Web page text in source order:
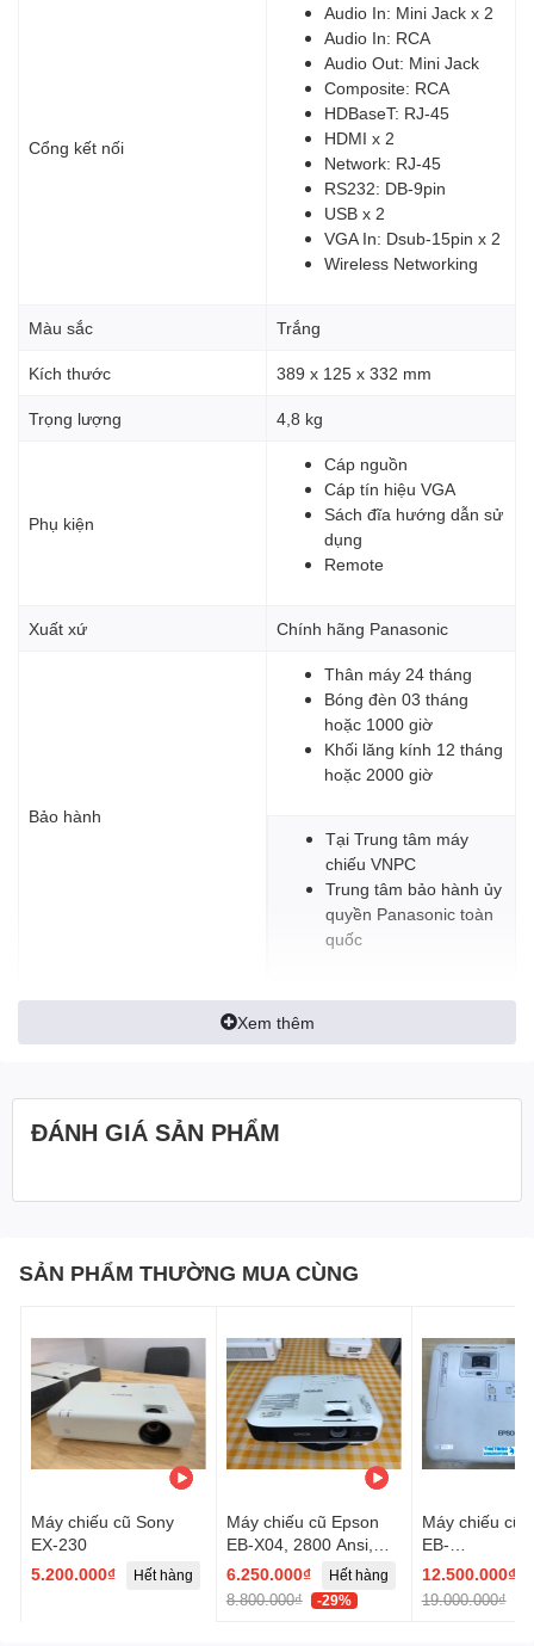
Cổng kết nối
Audio In: Mini Jack x 2
Audio In: RCA
Audio Out: Mini Jack
Composite: RCA
HDBaseT: RJ-45
HDMI x 2
Network: RJ-45
RS232: DB-9pin
USB x 2
VGA In: Dsub-15pin x 2
Wireless Networking
Màu sắc Trắng
Kích thước 389 x 125 x 332 mm
Trọng lượng 4,8 kg
Phụ kiện
Cáp nguồn
Cáp tín hiệu VGA
Sách đĩa hướng dẫn sử
dụng
Remote
Xuất xứ Chính hãng Panasonic
Bảo hành
Thân máy 24 tháng
Bóng đèn 03 tháng
hoặc 1000 giờ
Khối lăng kính 12 tháng
hoặc 2000 giờ
Tại Trung tâm máy
chiếu VNPC
Trung tâm bảo hành ủy
quyền Panasonic toàn
quốc
Xem thêm
ĐÁNH GIÁ SẢN PHẨM
SẢN PHẨM THƯỜNG MUA CÙNG
Máy chiếu cũ Sony
EX-230
5.200.000₫
Hết hàng
Máy chiếu cũ Epson
EB-X04, 2800 Ansi,
XGA
6.250.000₫
8.800.000₫ -29%
Hết hàng
Máy chiếu cũ
EB-
12.500.000₫
19.000.000₫